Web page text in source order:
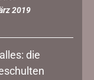
2019
die